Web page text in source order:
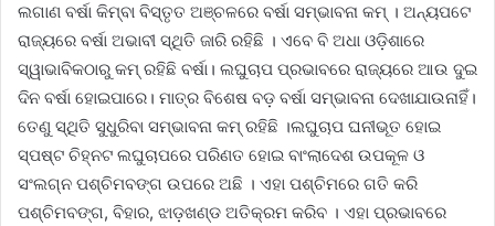
ଲଗାଣ ବର୍ଷା କିମ୍ବା ବିସ୍ତୃତ ଅଞ୍ଚଳରେ ବର୍ଷା ସମ୍ଭାବନା କମ୍‌ । ଅନ୍ୟପଟେ
ରାଜ୍ୟରେ ବର୍ଷା ଅଭାବୀ ସ୍ଥିତି ଜାରି ରହିଛି । ଏବେ ବି ଅଧା ଓଡ଼ିଶାରେ
ସ୍ୱାଭାବିକଠାରୁ କମ୍‌ ରହିଛି ବର୍ଷା। ଲଘୁଚାପ ପ୍ରଭାବରେ ରାଜ୍ୟରେ ଆଉ ଦୁଇ
ଦିନ ବର୍ଷା ହୋଇପାରେ। ମାତ୍ର ବିଶେଷ ବଡ଼ ବର୍ଷା ସମ୍ଭାବନା ଦେଖାଯାଉନାହିଁ।
ତେଣୁ ସ୍ଥିତି ସୁଧୁରିବା ସମ୍ଭାବନା କମ୍‌ ରହିଛି ।ଲଘୁଚାପ ଘନୀଭୂତ ହୋଇ
ସ୍ପଷ୍ଟ ଚିହ୍ନଟ ଲଘୁଚାପରେ ପରିଣତ ହୋଇ ବାଂଲାଦେଶ ଉପକୂଳ ଓ
ସଂଲଗ୍ନ ପଶ୍ଚିମବଙ୍ଗ ଉପରେ ଅଛି । ଏହା ପଶ୍ଚିମରେ ଗତି କରି
ପଶ୍ଚିମବଙ୍ଗ, ବିହାର, ଝାଡ଼ଖଣ୍ଡ ଅତିକ୍ରମ କରିବ । ଏହା ପ୍ରଭାବରେ